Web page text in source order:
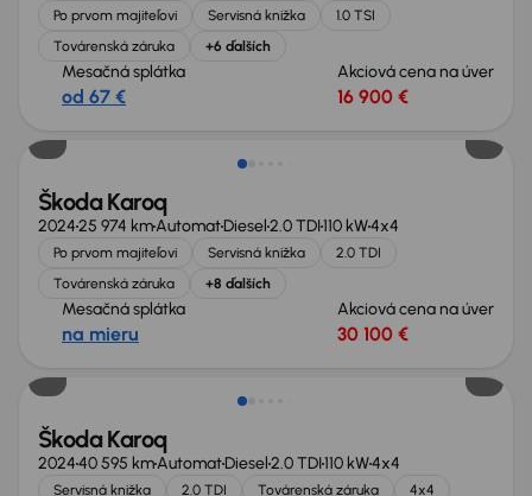
Po prvom majiteľovi Servisná knižka
1.0 TSI
Továrenská záruka
+6 ďalších
Mesačná splátka
od 67 €
Akciová cena na úver
16 900 €
Zlacnené o 3 000 €
Škoda Karoq
202425 974 kmAutomatDiesel2.0 TDI110 kW4x4
Po prvom majiteľovi Servisná knižka
2.0 TDI
Továrenská záruka
+8 ďalších
Mesačná splátka
na mieru
Akciová cena na úver
30 100 €
Zlacnené o 2 000 €
Škoda Karoq
202440 595 kmAutomatDiesel2.0 TDI110 kW4x4
Servisná knižka 2.0 TDI Továrenská záruka
4x4